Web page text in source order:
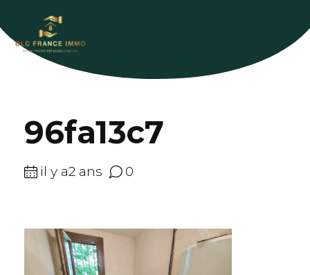
96fa13c7
il y a2 ans 0